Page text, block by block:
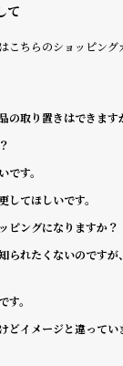
て
こちらのショッピング
の取り置きはできます
す。
てほしいです。
ピングになりますか？
られたくないのです
。
どイメージと違ってい